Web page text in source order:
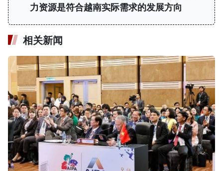
力资源是符合越南实际需求的发展方向
相关新闻